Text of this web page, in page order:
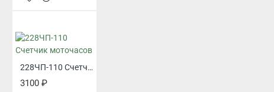
228ЧП-110 Счетчик моточасов
3100 ₽